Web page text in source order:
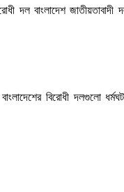
দল বাংলাদেশ জাতীয়তাবাদী
বিরোধী দলগুলো